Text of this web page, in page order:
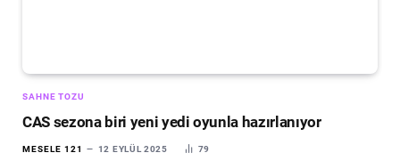
SAHNE TOZU
CAS sezona biri yeni yedi oyunla hazırlanıyor
MESELE 121 12 EYLÜL 2025 79